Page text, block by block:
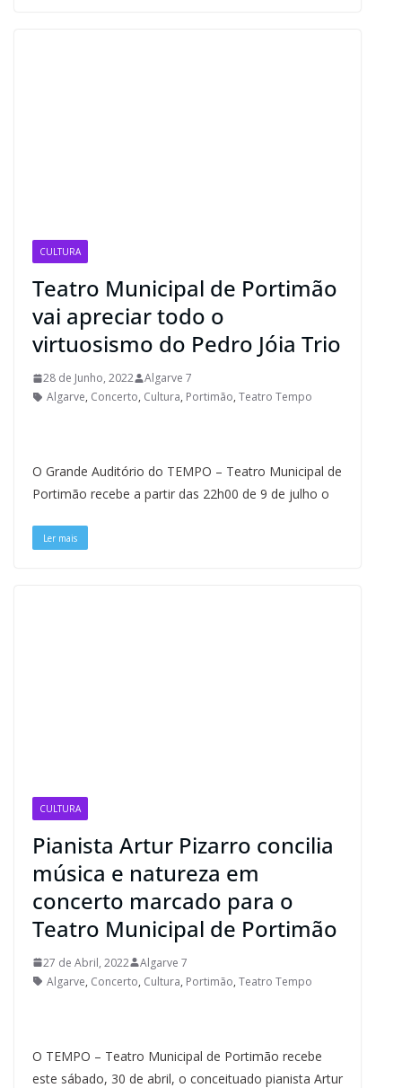
CULTURA
Teatro Municipal de Portimão
vai apreciar todo o
virtuosismo do Pedro Jóia Trio
28 de Junho, 2022
Algarve 7
Algarve, Concerto, Cultura, Portimão, Teatro Tempo
O Grande Auditório do TEMPO – Teatro Municipal de
Portimão recebe a partir das 22h00 de 9 de julho o
Ler mais
CULTURA
Pianista Artur Pizarro concilia
música e natureza em
concerto marcado para o
Teatro Municipal de Portimão
27 de Abril, 2022
Algarve 7
Algarve, Concerto, Cultura, Portimão, Teatro Tempo
O TEMPO – Teatro Municipal de Portimão recebe
este sábado, 30 de abril, o conceituado pianista Artur